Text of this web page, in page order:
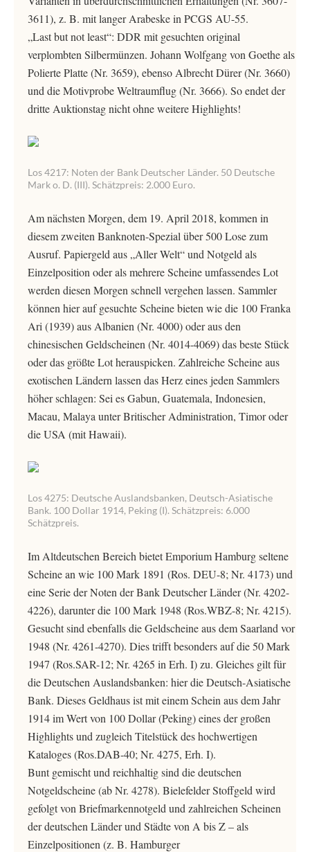
3611), z. B. mit langer Arabeske in PCGS AU-55.
„Last but not least“: DDR mit gesuchten original
verplombten Silbermünzen. Johann Wolfgang von Goethe als
Polierte Platte (Nr. 3659), ebenso Albrecht Dürer (Nr. 3660)
und die Motivprobe Weltraumflug (Nr. 3666). So endet der
dritte Auktionstag nicht ohne weitere Highlights!
Los 4217: Noten der Bank Deutscher Länder. 50 Deutsche
Mark o. D. (III). Schätzpreis: 2.000 Euro.
Am nächsten Morgen, dem 19. April 2018, kommen in
diesem zweiten Banknoten-Spezial über 500 Lose zum
Ausruf. Papiergeld aus „Aller Welt“ und Notgeld als
Einzelposition oder als mehrere Scheine umfassendes Lot
werden diesen Morgen schnell vergehen lassen. Sammler
können hier auf gesuchte Scheine bieten wie die 100 Franka
Ari (1939) aus Albanien (Nr. 4000) oder aus den
chinesischen Geldscheinen (Nr. 4014-4069) das beste Stück
oder das größte Lot herauspicken. Zahlreiche Scheine aus
exotischen Ländern lassen das Herz eines jeden Sammlers
höher schlagen: Sei es Gabun, Guatemala, Indonesien,
Macau, Malaya unter Britischer Administration, Timor oder
die USA (mit Hawaii).
Los 4275: Deutsche Auslandsbanken, Deutsch-Asiatische
Bank. 100 Dollar 1914, Peking (I). Schätzpreis: 6.000
Schätzpreis.
Im Altdeutschen Bereich bietet Emporium Hamburg seltene
Scheine an wie 100 Mark 1891 (Ros. DEU-8; Nr. 4173) und
eine Serie der Noten der Bank Deutscher Länder (Nr. 4202-
4226), darunter die 100 Mark 1948 (Ros.WBZ-8; Nr. 4215).
Gesucht sind ebenfalls die Geldscheine aus dem Saarland vor
1948 (Nr. 4261-4270). Dies trifft besonders auf die 50 Mark
1947 (Ros.SAR-12; Nr. 4265 in Erh. I) zu. Gleiches gilt für
die Deutschen Auslandsbanken: hier die Deutsch-Asiatische
Bank. Dieses Geldhaus ist mit einem Schein aus dem Jahr
1914 im Wert von 100 Dollar (Peking) eines der großen
Highlights und zugleich Titelstück des hochwertigen
Kataloges (Ros.DAB-40; Nr. 4275, Erh. I).
Bunt gemischt und reichhaltig sind die deutschen
Notgeldscheine (ab Nr. 4278). Bielefelder Stoffgeld wird
gefolgt von Briefmarkennotgeld und zahlreichen Scheinen
der deutschen Länder und Städte von A bis Z – als
Einzelpositionen (z. B. Hamburger